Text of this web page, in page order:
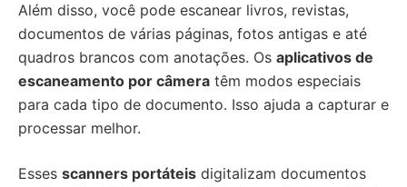
Além disso, você pode escanear livros, revistas,
documentos de várias páginas, fotos antigas e até
quadros brancos com anotações. Os aplicativos de
escaneamento por câmera têm modos especiais
para cada tipo de documento. Isso ajuda a capturar e
processar melhor.
Esses scanners portáteis digitalizam documentos